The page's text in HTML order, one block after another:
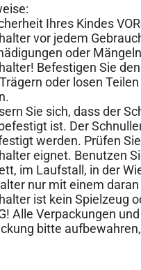
Ihres Kindes
vor jedem
oder
Befestigen Sie
oder losen
Sie sich, dass der
ist. Der
werden. Prüfen
eignet. Benutzen
im Laufstall, in der
nur mit einem
ist kein Spielzeug
Alle Verpackungen
bitte